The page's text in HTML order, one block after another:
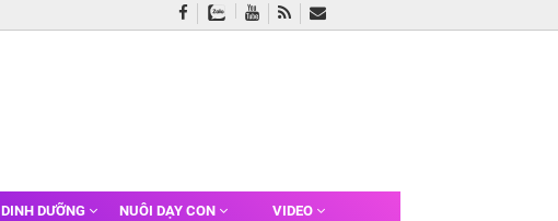
DINH DƯỠNG NUÔI DẠY CON VIDEO